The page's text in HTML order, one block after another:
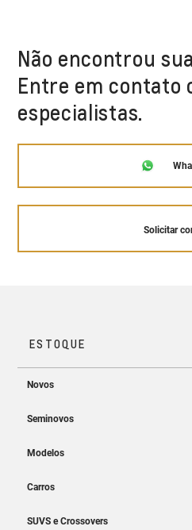
Não encontrou
Entre em contato
especialistas.
Solicitar